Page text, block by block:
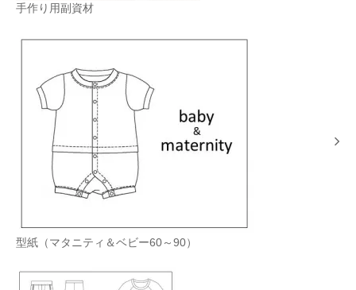
手作り用副資材
型紙（マタニティ＆ベビー60～90）